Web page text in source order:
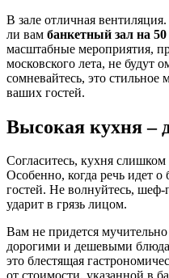
В зале отличная
ли вам банкетный зал на 50
масштабные мероприятия,
московского лета, не будут
сомневайтесь, это стильное
ваших гостей.
Высокая кухня –
Согласитесь, кухня
Особенно, когда речь идет о
гостей. Не волнуйтесь,
ударит в грязь лицом.
Вам не придется
дорогими и дешевыми
это блестящая